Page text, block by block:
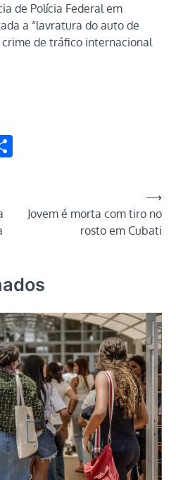
de Polícia Federal em
a “lavratura do auto de
de tráfico internacional
Jovem é morta com tiro no
rosto em Cubati
⟶